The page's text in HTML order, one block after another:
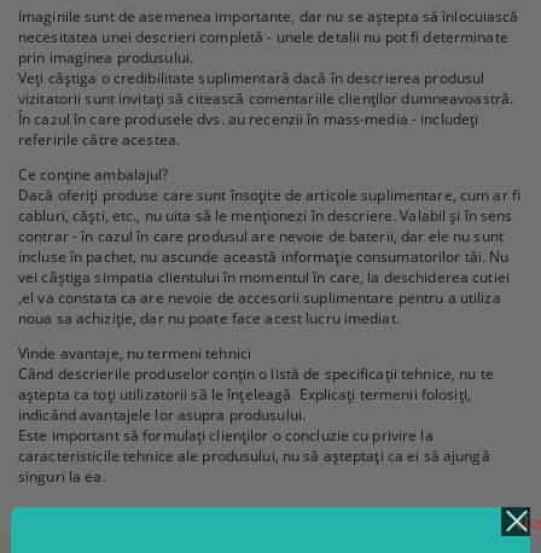
Imaginile sunt de asemenea importante, dar nu se aștepta să înlocuiască
necesitatea unei descrieri completă - unele detalii nu pot fi determinate
prin imaginea produsului.
Veți câștiga o credibilitate suplimentară dacă în descrierea produsul
vizitatorii sunt invitați să citească comentariile clienților dumneavoastră.
În cazul în care produsele dvs. au recenzii în mass-media - includeți
referirile către acestea.
Ce conține ambalajul?
Dacă oferiți produse care sunt însoțite de articole suplimentare, cum ar fi
cabluri, căști, etc., nu uita să le menționezi în descriere. Valabil și în sens
contrar - în cazul în care produsul are nevoie de baterii, dar ele nu sunt
incluse în pachet, nu ascunde această informație consumatorilor tăi. Nu
vei câștiga simpatia clientului în momentul în care, la deschiderea cutiei
,el va constata ca are nevoie de accesorii suplimentare pentru a utiliza
noua sa achiziție, dar nu poate face acest lucru imediat.
Vinde avantaje, nu termeni tehnici
Când descrierile produselor conțin o listă de specificații tehnice, nu te
aștepta ca toți utilizatorii să le înțeleagă. Explicați termenii folosiți,
indicând avantajele lor asupra produsului.
Este important să formulați clienților o concluzie cu privire la
caracteristicile tehnice ale produsului, nu să așteptați ca ei să ajungă
singuri la ea.